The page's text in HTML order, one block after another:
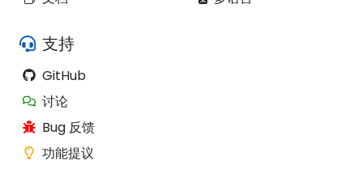
支持
GitHub
讨论
Bug 反馈
功能提议